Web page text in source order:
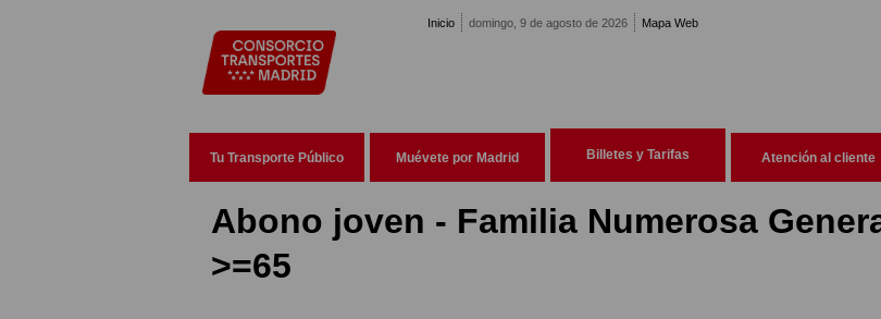
Inicio domingo, 9 de agosto de 2026 Mapa Web
Tu Transporte Público Muévete por Madrid Billetes y Tarifas Atención al cliente
Abono joven - Familia Numerosa
>=65